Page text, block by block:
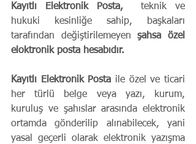
Kayıtlı Elektronik Posta,
  teknik ve
hukuki kesinliğe sahip, başkaları
tarafından değiştirilemeyen şahsa özel
eloktronik posta hesabıdır.
Kayıtlı Elektronik Posta ile özel ve ticari
her türlü belge veya yazı, kurum,
kuruluş ve şahıslar arasında elektronik
ortamda gönderilip alınabilecek, yani
yasal geçerli olarak elektronik yazışma